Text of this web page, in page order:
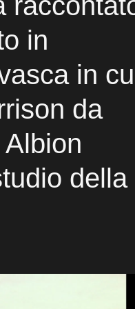
in
in
da
della